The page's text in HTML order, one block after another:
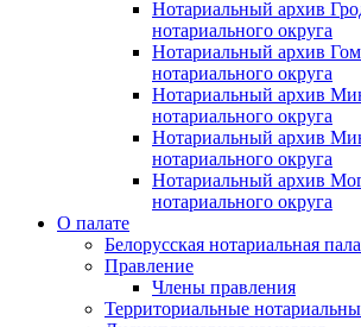
Нотариальный архив
нотариального округа
Нотариальный архив
нотариального округа
Нотариальный архив
нотариального округа
Нотариальный архив
нотариального округа
Нотариальный архив
нотариального округа
О палате
Белорусская нотариальная
Правление
Члены правления
Территориальные